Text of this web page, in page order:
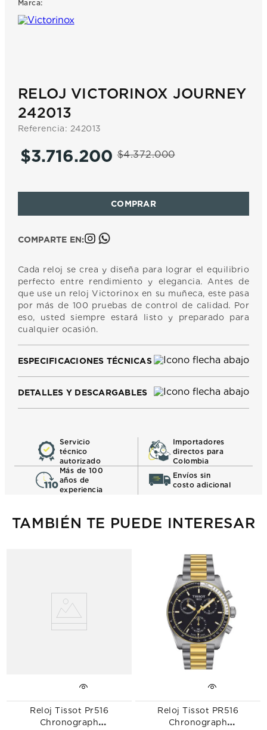
Marca:
RELOJ VICTORINOX JOURNEY
242013
Referencia: 242013
$4.372.000
$3.716.200
COMPARTE EN:
Cada reloj se crea y diseña para lograr el equilibrio
perfecto entre rendimiento y elegancia. Antes de
que use un reloj Victorinox en su muñeca, este pasa
por más de 100 pruebas de control de calidad. Por
eso, usted siempre estará listo y preparado para
cualquier ocasión.
ESPECIFICACIONES TÉCNICAS
DETALLES Y DESCARGABLES
Servicio
técnico
autorizado
Importadores
directos para
Colombia
Más de 100
años de
experiencia
Envíos sin
costo adicional
TAMBIÉN TE PUEDE INTERESAR
Reloj Tissot Pr516
Chronograph
Reloj Tissot PR516
Chronograph